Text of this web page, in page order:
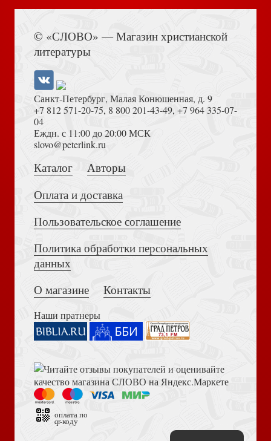
© «СЛОВО» — Магазин христианской
литературы
Санкт-Петербург, Малая Конюшенная, д. 9
+7 812 571-20-75, 8 800 201-43-49, +7 964 335-07-
04
Еждн. с 11:00 до 20:00 МСК
slovo@peterlink.ru
Каталог
Авторы
Оплата и доставка
Пользовательское соглашение
Политика обработки персональных
данных
О магазине
Контакты
Наши пратнеры
оплата по
qr-коду